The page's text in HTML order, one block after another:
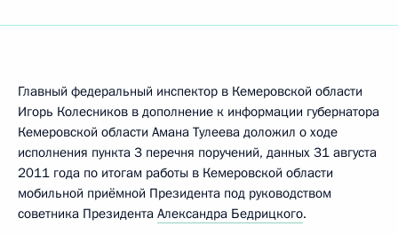
Главный федеральный инспектор в Кемеровской области
Игорь Колесников в дополнение к информации губернатора
Кемеровской области Амана Тулеева доложил о ходе
исполнения пункта 3 перечня поручений, данных 31 августа
2011 года по итогам работы в Кемеровской области
мобильной приёмной Президента под руководством
советника Президента Александра Бедрицкого.